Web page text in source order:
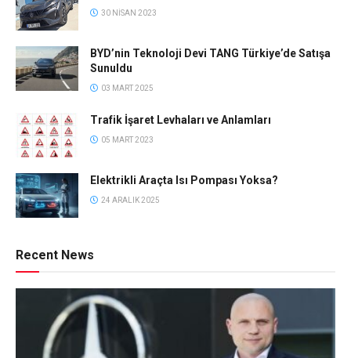
30 NISAN 2023
BYD’nin Teknoloji Devi TANG Türkiye’de Satışa
Sunuldu
03 MART 2025
Trafik İşaret Levhaları ve Anlamları
05 MART 2023
Elektrikli Araçta Isı Pompası Yoksa?
24 ARALIK 2025
Recent News